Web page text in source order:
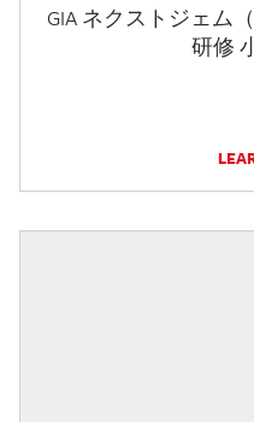
GIA ネクストジェム
研修